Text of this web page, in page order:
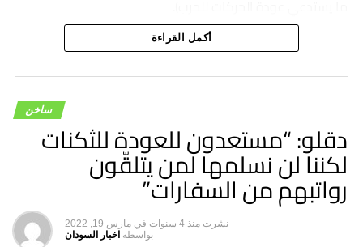
أكمل القراءة
ساخن
دقلو: “مستعدون للعودة للثكنات
لكننا لن نسلمها لمن يتلقّون
رواتبهم من السفارات”
نشرت منذ 4 سنوات في مارس 19, 2022
بواسطه اخبار السودان